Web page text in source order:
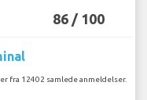
86 / 100
fra 12402 samlede anmeldelser.